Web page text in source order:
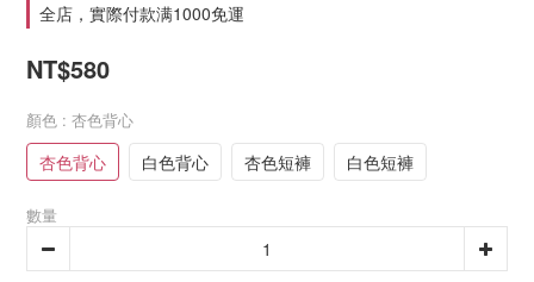
全店，實際付款满1000免運
NT$580
顏色 : 杏色背心
杏色背心 白色背心 杏色短褲 白色短褲
數量